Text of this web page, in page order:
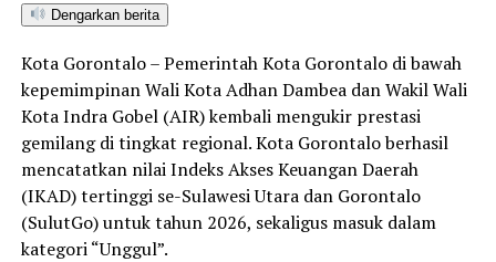
“Sebagai tindak lanjut, Ditreskrimsus Polda Gorontalo
akan menelusuri seluruh pihak yang terlibat, mulai dari
pemilik lubang tambang, para pekerja di lapangan,
hingga pengelola tempat rendaman material,” pungkas
Maruly.
Dengarkan berita
Kota Gorontalo – Pemerintah Kota Gorontalo di bawah
kepemimpinan Wali Kota Adhan Dambea dan Wakil Wali
Kota Indra Gobel (AIR) kembali mengukir prestasi
gemilang di tingkat regional. Kota Gorontalo berhasil
mencatatkan nilai Indeks Akses Keuangan Daerah
(IKAD) tertinggi se-Sulawesi Utara dan Gorontalo
(SulutGo) untuk tahun 2026, sekaligus masuk dalam
kategori “Unggul”.